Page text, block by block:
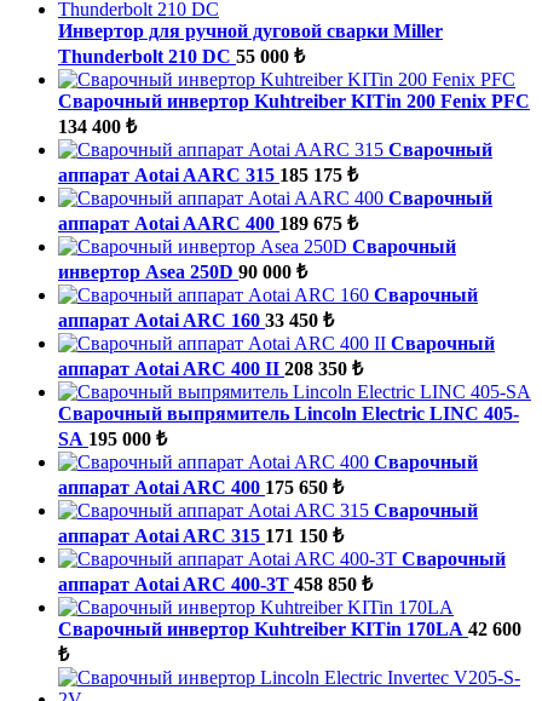
Инвертор для ручной дуговой сварки Miller
Thunderbolt 210 DC 55 000 ₺
Сварочный инвертор Kuhtreiber KITin 200 Fenix PFC
134 400 ₺
Сварочный
аппарат Aotai AARC 315 185 175 ₺
Сварочный
аппарат Aotai AARC 400 189 675 ₺
Сварочный
инвертор Asea 250D 90 000 ₺
Сварочный
аппарат Aotai ARC 160 33 450 ₺
Сварочный
аппарат Aotai ARC 400 II 208 350 ₺
Сварочный выпрямитель Lincoln Electric LINC 405-
SA 195 000 ₺
Сварочный
аппарат Aotai ARC 400 175 650 ₺
Сварочный
аппарат Aotai ARC 315 171 150 ₺
Сварочный
аппарат Aotai ARC 400-3T 458 850 ₺
Сварочный инвертор Kuhtreiber KITin 170LA 42 600
₺